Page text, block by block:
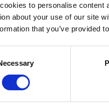
to personalise content
about your use of our site
that you’ve provided